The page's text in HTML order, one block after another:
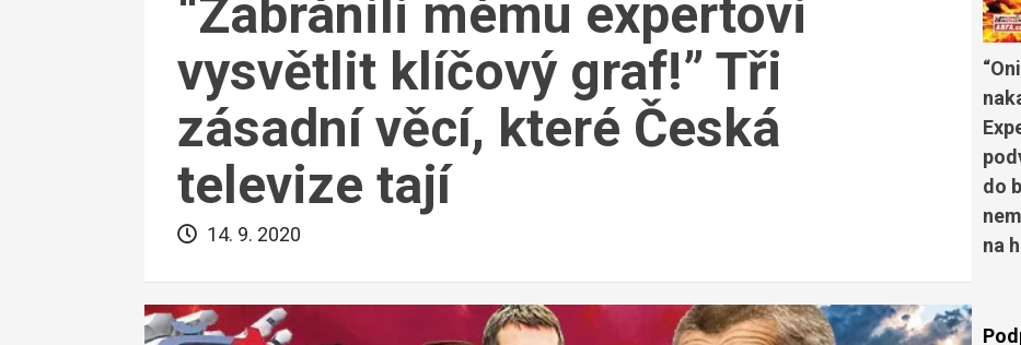
“Zabránili mému expertovi
vysvětlit klíčový graf!” Tři
zásadní věcí, které Česká
televize tají
14. 9. 2020
do
na